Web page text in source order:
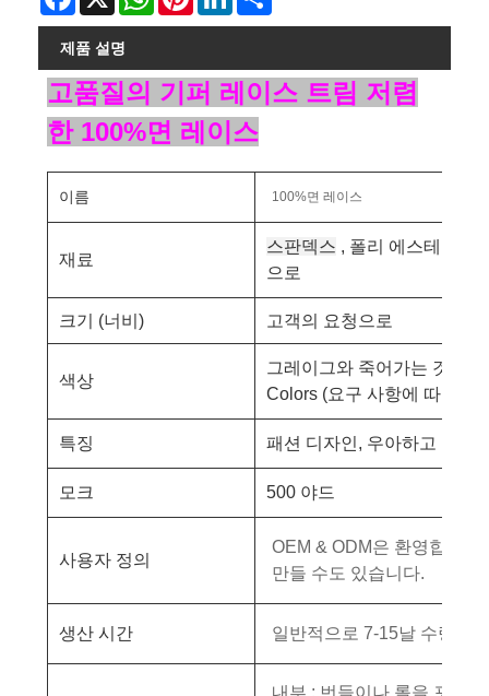
제품 설명
고품질의 기퍼 레이스 트림 저렴
한 100%면 레이스
이름 100%면 레이스
재료
스판덱스 , 폴리 에스테르,
으로
크기 (너비) 고객의 요청으로
색상
그레이그와 죽어가는 것을
Colors(요구 사항에 따라 색
특징 패션 디자인, 우아하고 넓은
모크 500 야드
사용자 정의
OEM & ODM은 환영합니다
만들 수도 있습니다.
생산 시간 일반적으로 7-15날 수량에